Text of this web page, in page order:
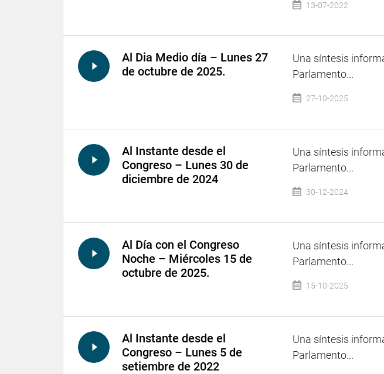
13-07-2022
Al Dia Medio día – Lunes 27
de octubre de 2025.
Una síntesis
Parlamento...
27-10-2025
Al Instante desde el
Congreso – Lunes 30 de
diciembre de 2024
Una síntesis
Parlamento...
30-12-2024
Al Día con el Congreso
Noche – Miércoles 15 de
octubre de 2025.
Una síntesis
Parlamento...
15-10-2025
Al Instante desde el
Congreso – Lunes 5 de
setiembre de 2022
Una síntesis
Parlamento...